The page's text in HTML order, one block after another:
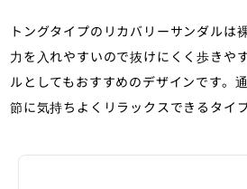
トングタイプのリカバリーサンダルは
力を入れやすいので抜けにくく歩きや
ルとしてもおすすめのデザインです。
節に気持ちよくリラックスできるタイプ